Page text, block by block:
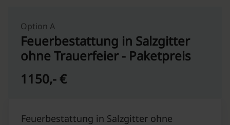
Option A
Feuerbestattung in Salzgitter
ohne Trauerfeier - Paketpreis
1150,- €
Feuerbestattung in Salzgitter ohne